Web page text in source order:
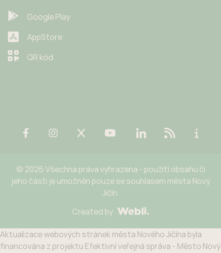
Google Play
AppStore
QR kód
© 2026 Všechna práva vyhrazena - použití obsahu či
jeho části je umožněn pouze se souhlasem města Nový
Jičín.
Created by
Aktualizace webových stránek města Nového Jičína byla
financována z projektu Efektivní veřejná správa - Město Nový